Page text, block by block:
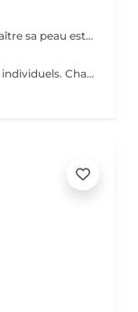
Analyse de peau Face Mapping® Bien connaître sa peau est la première étape pour obtenir une peau en bonne santé. Grâce au concept exclusif de Face Mapping®, votre Skin Thérapeute Dermalogica analyse votre peau, zone par zone, pour comprendre ses besoins et ses carences. Une routine de soins appropriée et des conseils personnalisés vous seront ensuite prodigués.
Soins manuels sur mesure, personnalisés et individuels. Chaque rendez-vous une nouvelle expérience, avec une analyse cutanée précise Face Mapping®, toute en fonction de vos attentes et des besoins de votre peau